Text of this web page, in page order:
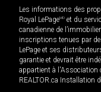
Les informations des
Royal LePageMD et du
canadienne de
inscriptions tenues par
LePage et ses
garantie et devrait être
appartient à l'Association
REALTOR.ca Installation